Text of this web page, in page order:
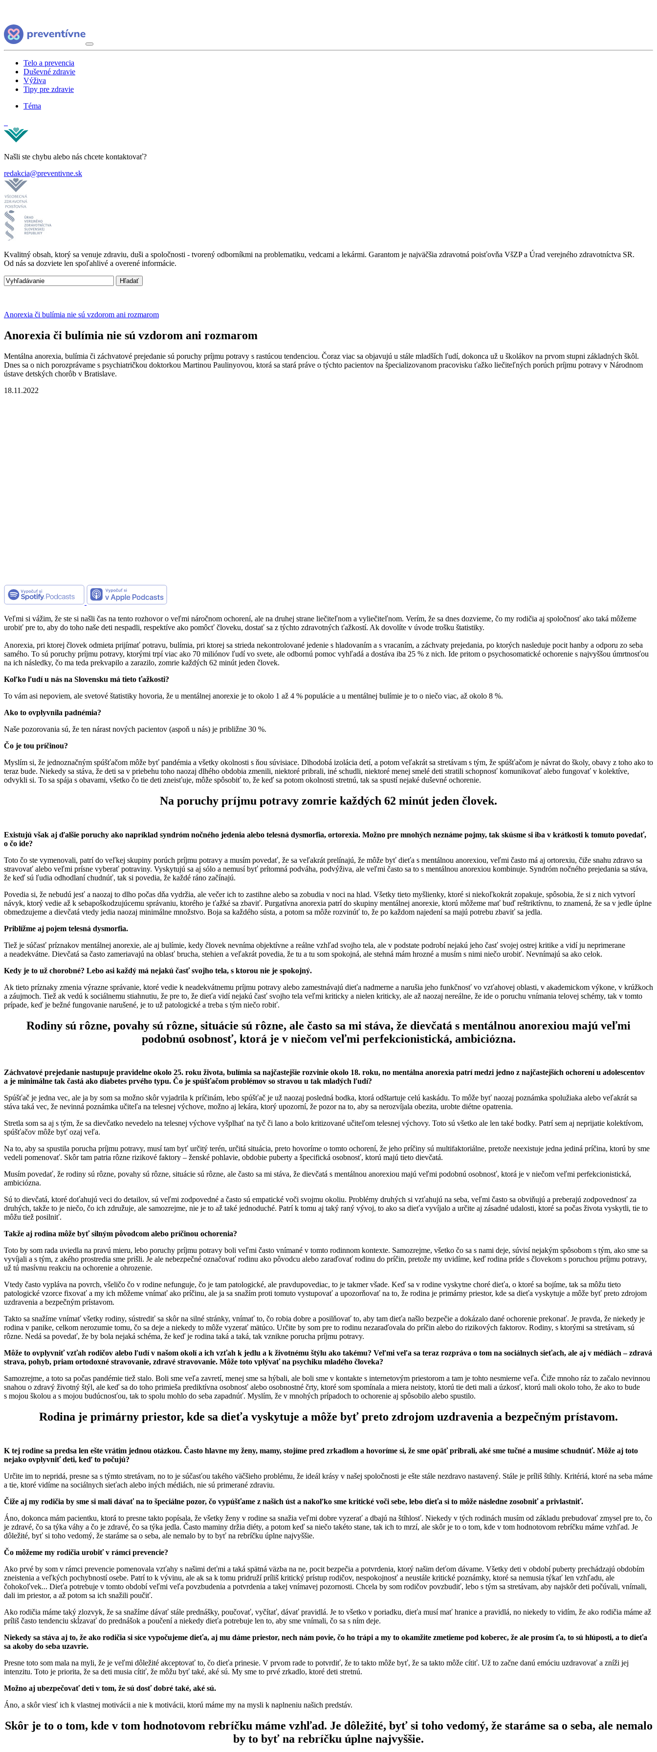
Telo a prevencia
Duševné zdravie
Výživa
Tipy pre zdravie
Téma
Našli ste chybu alebo nás chcete kontaktovať?
redakcia@preventivne.sk
Kvalitný obsah, ktorý sa venuje zdraviu, duši a spoločnosti - tvorený odborníkmi na problematiku, vedcami a lekármi. Garantom je najväčšia zdravotná poisťovňa VšZP a Úrad verejného zdravotníctva SR.
Od nás sa dozviete len spoľahlivé a overené informácie.
Anorexia či bulímia nie sú vzdorom ani rozmarom
Anorexia či bulímia nie sú vzdorom ani rozmarom
Mentálna anorexia, bulímia či záchvatové prejedanie sú poruchy príjmu potravy s rastúcou tendenciou. Čoraz viac sa objavujú u stále mladších ľudí, dokonca už u školákov na prvom stupni základných škôl.
Dnes sa o nich porozprávame s psychiatričkou doktorkou Martinou Paulinyovou, ktorá sa stará práve o týchto pacientov na špecializovanom pracovisku ťažko liečiteľných porúch príjmu potravy v Národnom
ústave detských chorôb v Bratislave.
18.11.2022
Veľmi si vážim, že ste si našli čas na tento rozhovor o veľmi náročnom ochorení, ale na druhej strane liečiteľnom a vyliečiteľnom. Verím, že sa dnes dozvieme, čo my rodičia aj spoločnosť ako taká môžeme
urobiť pre to, aby do toho naše deti nespadli, respektíve ako pomôcť človeku, dostať sa z týchto zdravotných ťažkostí. Ak dovolíte v úvode trošku štatistiky.
Anorexia, pri ktorej človek odmieta prijímať potravu, bulímia, pri ktorej sa strieda nekontrolované jedenie s hladovaním a s vracaním, a záchvaty prejedania, po ktorých nasleduje pocit hanby a odporu zo seba
samého. To sú poruchy príjmu potravy, ktorými trpí viac ako 70 miliónov ľudí vo svete, ale odbornú pomoc vyhľadá a dostáva iba 25 % z nich. Ide pritom o psychosomatické ochorenie s najvyššou úmrtnosťou
na ich následky, čo ma teda prekvapilo a zarazilo, zomrie každých 62 minút jeden človek.
Koľko ľudí u nás na Slovensku má tieto ťažkosti?
To vám asi nepoviem, ale svetové štatistiky hovoria, že u mentálnej anorexie je to okolo 1 až 4 % populácie a u mentálnej bulímie je to o niečo viac, až okolo 8 %.
Ako to ovplyvnila padnémia?
Naše pozorovania sú, že ten nárast nových pacientov (aspoň u nás) je približne 30 %.
Čo je tou príčinou?
Myslím si, že jednoznačným spúšťačom môže byť pandémia a všetky okolnosti s ňou súvisiace. Dlhodobá izolácia detí, a potom veľakrát sa stretávam s tým, že spúšťačom je návrat do školy, obavy z toho ako to
teraz bude. Niekedy sa stáva, že deti sa v priebehu toho naozaj dlhého obdobia zmenili, niektoré pribrali, iné schudli, niektoré menej smelé deti stratili schopnosť komunikovať alebo fungovať v kolektíve,
odvykli si. To sa spája s obavami, všetko čo tie deti zneisťuje, môže spôsobiť to, že keď sa potom okolnosti stretnú, tak sa spustí nejaké duševné ochorenie.
Na poruchy príjmu potravy zomrie každých 62 minút jeden človek.
Existujú však aj ďalšie poruchy ako napríklad syndróm nočného jedenia alebo telesná dysmorfia, ortorexia. Možno pre mnohých neznáme pojmy, tak skúsme si iba v krátkosti k tomuto povedať,
o čo ide?
Toto čo ste vymenovali, patrí do veľkej skupiny porúch príjmu potravy a musím povedať, že sa veľakrát prelínajú, že môže byť dieťa s mentálnou anorexiou, veľmi často má aj ortorexiu, čiže snahu zdravo sa
stravovať alebo veľmi prísne vyberať potraviny. Vyskytujú sa aj sólo a nemusí byť prítomná podváha, podvýživa, ale veľmi často sa to s mentálnou anorexiou kombinuje. Syndróm nočného prejedania sa stáva,
že keď sú ľudia odhodlaní chudnúť, tak si povedia, že každé ráno začínajú.
Povedia si, že nebudú jesť a naozaj to dlho počas dňa vydržia, ale večer ich to zastihne alebo sa zobudia v noci na hlad. Všetky tieto myšlienky, ktoré si niekoľkokrát zopakuje, spôsobia, že si z nich vytvorí
návyk, ktorý vedie až k sebapoškodzujúcemu správaniu, ktorého je ťažké sa zbaviť. Purgatívna anorexia patrí do skupiny mentálnej anorexie, ktorú môžeme mať buď reštriktívnu, to znamená, že sa v jedle úplne
obmedzujeme a dievčatá vtedy jedia naozaj minimálne množstvo. Boja sa každého sústa, a potom sa môže rozvinúť to, že po každom najedení sa majú potrebu zbaviť sa jedla.
Priblížme aj pojem telesná dysmorfia.
Tiež je súčasť príznakov mentálnej anorexie, ale aj bulímie, kedy človek nevníma objektívne a reálne vzhľad svojho tela, ale v podstate podrobí nejakú jeho časť svojej ostrej kritike a vidí ju neprimerane
a neadekvátne. Dievčatá sa často zameriavajú na oblasť brucha, stehien a veľakrát povedia, že tu a tu som spokojná, ale stehná mám hrozné a musím s nimi niečo urobiť. Nevnímajú sa ako celok.
Kedy je to už chorobné? Lebo asi každý má nejakú časť svojho tela, s ktorou nie je spokojný.
Ak tieto príznaky zmenia výrazne správanie, ktoré vedie k neadekvátnemu príjmu potravy alebo zamestnávajú dieťa nadmerne a narušia jeho funkčnosť vo vzťahovej oblasti, v akademickom výkone, v krúžkoch
a záujmoch. Tiež ak vedú k sociálnemu stiahnutiu, že pre to, že dieťa vidí nejakú časť svojho tela veľmi kriticky a nielen kriticky, ale až naozaj nereálne, že ide o poruchu vnímania telovej schémy, tak v tomto
prípade, keď je bežné fungovanie narušené, je to už patologické a treba s tým niečo robiť.
Rodiny sú rôzne, povahy sú rôzne, situácie sú rôzne, ale často sa mi stáva, že dievčatá s mentálnou anorexiou majú veľmi
podobnú osobnosť, ktorá je v niečom veľmi perfekcionistická, ambiciózna.
Záchvatové prejedanie nastupuje pravidelne okolo 25. roku života, bulímia sa najčastejšie rozvinie okolo 18. roku, no mentálna anorexia patrí medzi jedno z najčastejších ochorení u adolescentov
a je minimálne tak častá ako diabetes prvého typu. Čo je spúšťačom problémov so stravou u tak mladých ľudí?
Spúšťač je jedna vec, ale ja by som sa možno skôr vyjadrila k príčinám, lebo spúšťač je už naozaj posledná bodka, ktorá odštartuje celú kaskádu. To môže byť naozaj poznámka spolužiaka alebo veľakrát sa
stáva taká vec, že nevinná poznámka učiteľa na telesnej výchove, možno aj lekára, ktorý upozorní, že pozor na to, aby sa nerozvíjala obezita, urobte diétne opatrenia.
Stretla som sa aj s tým, že sa dievčatko nevedelo na telesnej výchove vyšplhať na tyč či lano a bolo kritizované učiteľom telesnej výchovy. Toto sú všetko ale len také bodky. Patrí sem aj neprijatie kolektívom,
spúšťačov môže byť ozaj veľa.
Na to, aby sa spustila porucha príjmu potravy, musí tam byť určitý terén, určitá situácia, preto hovoríme o tomto ochorení, že jeho príčiny sú multifaktoriálne, pretože neexistuje jedna jediná príčina, ktorú by sme
vedeli pomenovať. Skôr tam patria rôzne rizikové faktory – ženské pohlavie, obdobie puberty a špecifická osobnosť, ktorú majú tieto dievčatá.
Musím povedať, že rodiny sú rôzne, povahy sú rôzne, situácie sú rôzne, ale často sa mi stáva, že dievčatá s mentálnou anorexiou majú veľmi podobnú osobnosť, ktorá je v niečom veľmi perfekcionistická,
ambiciózna.
Sú to dievčatá, ktoré doťahujú veci do detailov, sú veľmi zodpovedné a často sú empatické voči svojmu okoliu. Problémy druhých si vzťahujú na seba, veľmi často sa obviňujú a preberajú zodpovednosť za
druhých, takže to je niečo, čo ich združuje, ale samozrejme, nie je to až také jednoduché. Patrí k tomu aj taký raný vývoj, to ako sa dieťa vyvíjalo a určite aj zásadné udalosti, ktoré sa počas života vyskytli, tie to
môžu tiež posilniť.
Takže aj rodina môže byť silným pôvodcom alebo príčinou ochorenia?
Toto by som rada uviedla na pravú mieru, lebo poruchy príjmu potravy boli veľmi často vnímané v tomto rodinnom kontexte. Samozrejme, všetko čo sa s nami deje, súvisí nejakým spôsobom s tým, ako sme sa
vyvíjali a s tým, z akého prostredia sme prišli. Je ale nebezpečné označovať rodinu ako pôvodcu alebo zaraďovať rodinu do príčin, pretože my uvidíme, keď rodina príde s človekom s poruchou príjmu potravy,
už tú masívnu reakciu na ochorenie a ohrozenie.
Vtedy často vypláva na povrch, všeličo čo v rodine nefunguje, čo je tam patologické, ale pravdupovediac, to je takmer všade. Keď sa v rodine vyskytne choré dieťa, o ktoré sa bojíme, tak sa môžu tieto
patologické vzorce fixovať a my ich môžeme vnímať ako príčinu, ale ja sa snažím proti tomuto vystupovať a upozorňovať na to, že rodina je primárny priestor, kde sa dieťa vyskytuje a môže byť preto zdrojom
uzdravenia a bezpečným prístavom.
Takto sa snažíme vnímať všetky rodiny, sústrediť sa skôr na silné stránky, vnímať to, čo robia dobre a posilňovať to, aby tam dieťa našlo bezpečie a dokázalo dané ochorenie prekonať. Je pravda, že niekedy je
rodina v panike, celkom nerozumie tomu, čo sa deje a niekedy to môže vyzerať mätúco. Určite by som pre to rodinu nezaraďovala do príčin alebo do rizikových faktorov. Rodiny, s ktorými sa stretávam, sú
rôzne. Nedá sa povedať, že by bola nejaká schéma, že keď je rodina taká a taká, tak vznikne porucha príjmu potravy.
Môže to ovplyvniť vzťah rodičov alebo ľudí v našom okolí a ich vzťah k jedlu a k životnému štýlu ako takému? Veľmi veľa sa teraz rozpráva o tom na sociálnych sieťach, ale aj v médiách – zdravá
strava, pohyb, priam ortodoxné stravovanie, zdravé stravovanie. Môže toto vplývať na psychiku mladého človeka?
Samozrejme, a toto sa počas pandémie tiež stalo. Boli sme veľa zavretí, menej sme sa hýbali, ale boli sme v kontakte s internetovým priestorom a tam je tohto nesmierne veľa. Čiže mnoho ráz to začalo nevinnou
snahou o zdravý životný štýl, ale keď sa do toho primieša prediktívna osobnosť alebo osobnostné črty, ktoré som spomínala a miera neistoty, ktorú tie deti mali a úzkosť, ktorú mali okolo toho, že ako to bude
s mojou školou a s mojou budúcnosťou, tak to spolu mohlo do seba zapadnúť. Myslím, že v mnohých prípadoch to ochorenie aj spôsobilo alebo spustilo.
Rodina je primárny priestor, kde sa dieťa vyskytuje a môže byť preto zdrojom uzdravenia a bezpečným prístavom.
K tej rodine sa predsa len ešte vrátim jednou otázkou. Často hlavne my ženy, mamy, stojíme pred zrkadlom a hovoríme si, že sme opäť pribrali, aké sme tučné a musíme schudnúť. Môže aj toto
nejako ovplyvniť deti, keď to počujú?
Určite im to nepridá, presne sa s týmto stretávam, no to je súčasťou takého väčšieho problému, že ideál krásy v našej spoločnosti je ešte stále nezdravo nastavený. Stále je príliš štíhly. Kritériá, ktoré na seba máme
a tie, ktoré vidíme na sociálnych sieťach alebo iných médiách, nie sú primerané zdraviu.
Čiže aj my rodičia by sme si mali dávať na to špeciálne pozor, čo vypúšťame z našich úst a nakoľko sme kritické voči sebe, lebo dieťa si to môže následne zosobniť a privlastniť.
Áno, dokonca mám pacientku, ktorá to presne takto popísala, že všetky ženy v rodine sa snažia veľmi dobre vyzerať a dbajú na štíhlosť. Niekedy v tých rodinách musím od základu prebudovať zmysel pre to, čo
je zdravé, čo sa týka váhy a čo je zdravé, čo sa týka jedla. Často maminy držia diéty, a potom keď sa niečo takéto stane, tak ich to mrzí, ale skôr je to o tom, kde v tom hodnotovom rebríčku máme vzhľad. Je
dôležité, byť si toho vedomý, že staráme sa o seba, ale nemalo by to byť na rebríčku úplne najvyššie.
Čo môžeme my rodičia urobiť v rámci prevencie?
Ako prvé by som v rámci prevencie pomenovala vzťahy s našimi deťmi a taká spätná väzba na ne, pocit bezpečia a potvrdenia, ktorý našim deťom dávame. Všetky deti v období puberty prechádzajú obdobím
zneistenia a veľkých pochybností osebe. Patrí to k vývinu, ale ak sa k tomu pridruží príliš kritický prístup rodičov, nespokojnosť a neustále kritické poznámky, ktoré sa nemusia týkať len vzhľadu, ale
čohokoľvek... Dieťa potrebuje v tomto období veľmi veľa povzbudenia a potvrdenia a takej vnímavej pozornosti. Chcela by som rodičov povzbudiť, lebo s tým sa stretávam, aby najskôr deti počúvali, vnímali,
dali im priestor, a až potom sa ich snažili poučiť.
Ako rodičia máme taký zlozvyk, že sa snažíme dávať stále prednášky, poučovať, vyčítať, dávať pravidlá. Je to všetko v poriadku, dieťa musí mať hranice a pravidlá, no niekedy to vidím, že ako rodičia máme až
príliš často tendenciu skĺzavať do prednášok a poučení a niekedy dieťa potrebuje len to, aby sme vnímali, čo sa s ním deje.
Niekedy sa stáva aj to, že ako rodičia si síce vypočujeme dieťa, aj mu dáme priestor, nech nám povie, čo ho trápi a my to okamžite zmetieme pod koberec, že ale prosím ťa, to sú hlúposti, a to dieťa
sa akoby do seba uzavrie.
Presne toto som mala na myli, že je veľmi dôležité akceptovať to, čo dieťa prinesie. V prvom rade to potvrdiť, že to takto môže byť, že sa takto môže cítiť. Už to začne danú emóciu uzdravovať a zníži jej
intenzitu. Toto je priorita, že sa deti musia cítiť, že môžu byť také, aké sú. My sme to prvé zrkadlo, ktoré deti stretnú.
Možno aj ubezpečovať deti v tom, že sú dosť dobré také, aké sú.
Áno, a skôr viesť ich k vlastnej motivácii a nie k motivácii, ktorú máme my na mysli k naplneniu našich predstáv.
Skôr je to o tom, kde v tom hodnotovom rebríčku máme vzhľad. Je dôležité, byť si toho vedomý, že staráme sa o seba, ale nemalo
by to byť na rebríčku úplne najvyššie.